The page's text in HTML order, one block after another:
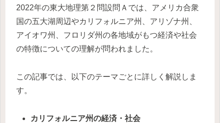
2022年の東大地理第２問設問Ａでは、アメリカ合衆
国の五大湖周辺やカリフォルニア州、アリゾナ州、
アイオワ州、フロリダ州の各地域がもつ経済や社会
の特徴についての理解が問われました。
この記事では、以下のテーマごとに詳しく解説しま
す。
カリフォルニア州の経済・社会